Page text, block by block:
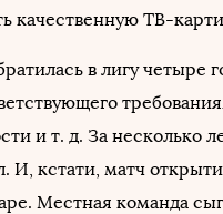
качественную ТВ-
в лигу четыре
и т. д. За несколько
И, кстати, матч
Местная команда